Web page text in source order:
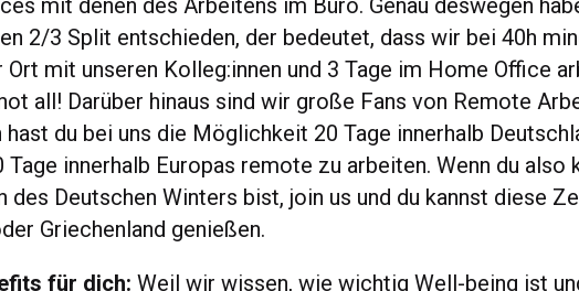
mit denen des Arbeitens im Büro. Genau deswegen
2/3 Split entschieden, der bedeutet, dass wir bei 40h
Ort mit unseren Kolleg:innen und 3 Tage im Home Office
all! Darüber hinaus sind wir große Fans von Remote
hast du bei uns die Möglichkeit 20 Tage innerhalb
innerhalb Europas remote zu arbeiten. Wenn du also
des Deutschen Winters bist, join us und du kannst diese
Griechenland genießen.
für dich: Weil wir wissen, wie wichtig Well-being ist